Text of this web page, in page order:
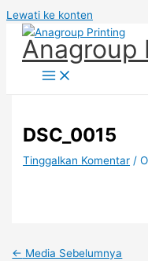
Lewati ke konten
Anagroup
DSC_0015
Tinggalkan Komentar /
← Media Sebelumnya